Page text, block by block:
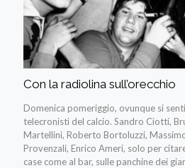
Con la radiolina sull’orecchio
Domenica pomeriggio, ovunque si
telecronisti del calcio. Sandro Ciotti,
Martellini, Roberto Bortoluzzi,
Provenzali, Enrico Ameri, solo per
case come al bar, sulle panchine dei